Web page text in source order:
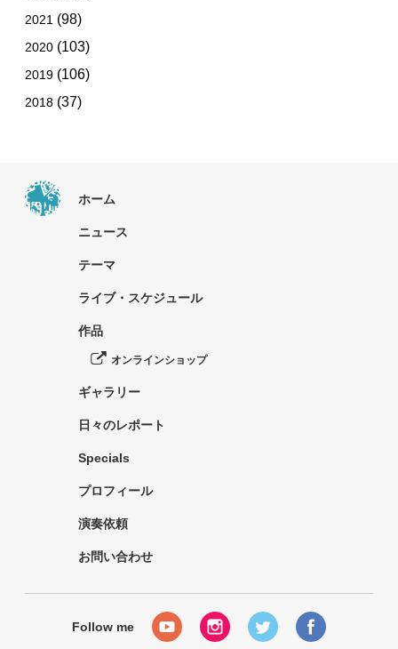
2021 (98)
2020 (103)
2019 (106)
2018 (37)
ホーム
ニュース
テーマ
ライブ・スケジュール
作品
オンラインショップ
ギャラリー
日々のレポート
Specials
プロフィール
演奏依頼
お問い合わせ